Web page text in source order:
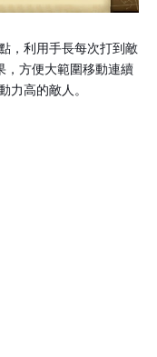
，利用手長每次打到敵
，方便大範圍移動連續
力高的敵人。